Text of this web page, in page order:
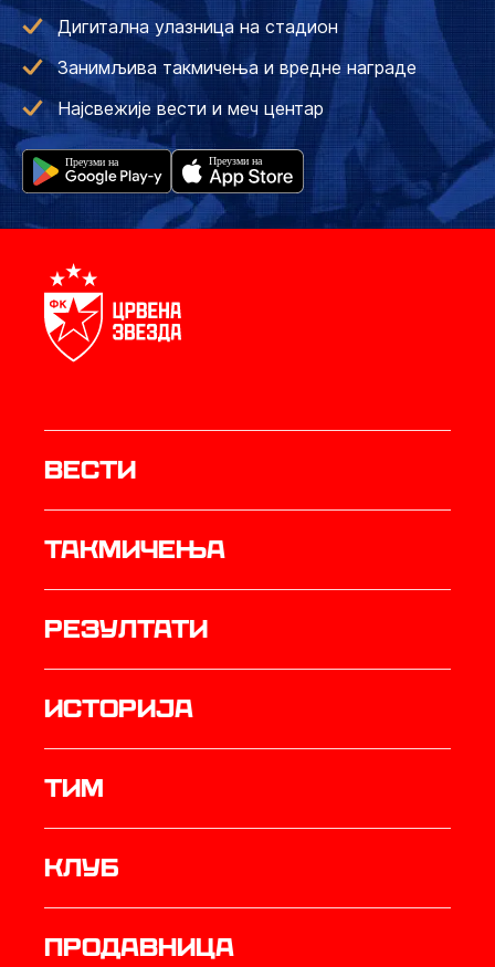
Дигитална улазница на стадион
Занимљива такмичења и вредне награде
Најсвежије вести и меч центар
Вести
Такмичења
резултати
историја
ТИМ
Клуб
продавница